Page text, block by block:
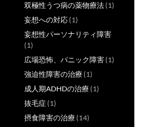
双極性うつ病の薬物療法(1)
妄想への対応(1)
妄想性パーソナリティ障害
(1)
広場恐怖、パニック障害(1)
強迫性障害の治療(1)
成人期ADHDの治療(1)
抜毛症(1)
摂食障害の治療(14)